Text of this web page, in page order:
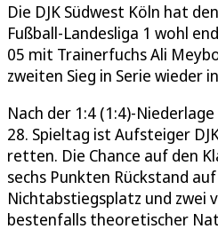
Die DJK Südwest Köln hat
Fußball-Landesliga 1 wohl
05 mit Trainerfuchs Ali
zweiten Sieg in Serie wieder
Nach der 1:4 (1:4)-
28. Spieltag ist Aufsteiger
retten. Die Chance auf den
sechs Punkten Rückstand
Nichtabstiegsplatz und zwei
bestenfalls theoretischer